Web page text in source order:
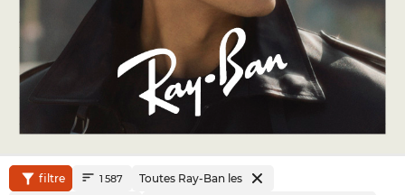
filtre 1 587
Toutes Ray-Ban les